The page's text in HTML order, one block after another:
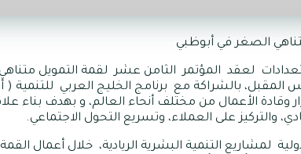
الصغر في أبوظبي
لعقد المؤتمر الثامن عشر لقمة التمويل
أبوظبي في الفترة من 14 إلى 17 مارس المقبل، بالشراكة مع برنامج
الأعمال من مختلف أنحاء العالم، و بهدف بناء
والتركيز على العملاء، وتسريع التحول الاجتماعي.
لمشاريع التنمية البشرية الريادية، خلال أعمال